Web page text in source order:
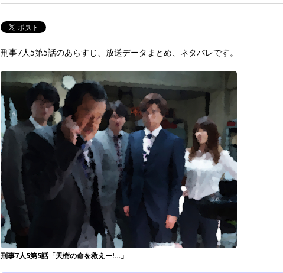
刑事7人5第5話のあらすじ、放送データまとめ、ネタバレです。
刑事7人5第5話「天樹の命を救えー!…」